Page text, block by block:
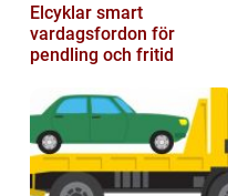
Elcyklar smart
vardagsfordon för
pendling och fritid